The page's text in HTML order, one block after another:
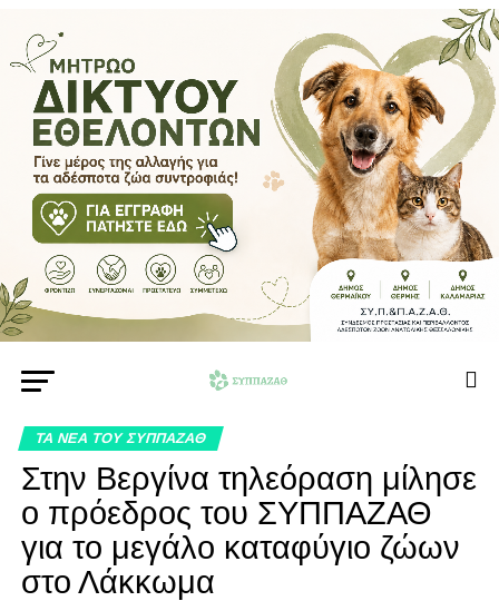
ΤΑ ΝΕΑ ΤΟΥ ΣΥΠΠΑΖΑΘ
Στην Βεργίνα τηλεόραση μίλησε
ο πρόεδρος του ΣΥΠΠΑΖΑΘ
για το μεγάλο καταφύγιο ζώων
στο Λάκκωμα